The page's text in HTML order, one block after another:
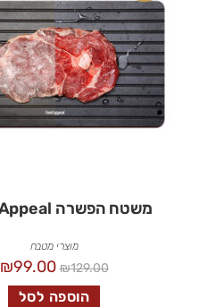
משטח הפשרה Food Appeal
מוצרי מטבח
₪129.00
₪99.00
הוספה לסל